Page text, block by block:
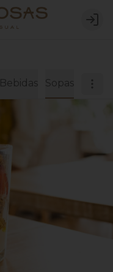
Bebidas Sopas